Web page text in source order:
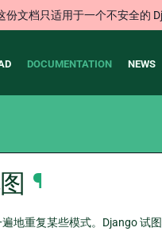
份文档只适用于一个不安全的
DOCUMENTATION NEWS
¶
地重复某些模式。Django 试